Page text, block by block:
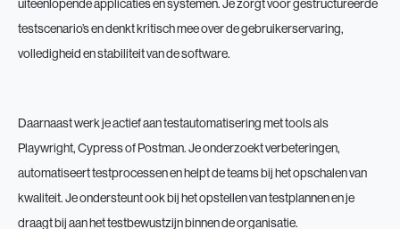
uiteenlopende applicaties en systemen. Je zorgt voor gestructureerde
testscenario’s en denkt kritisch mee over de gebruikerservaring,
volledigheid en stabiliteit van de software.
Daarnaast werk je actief aan testautomatisering met tools als
Playwright, Cypress of Postman. Je onderzoekt verbeteringen,
automatiseert testprocessen en helpt de teams bij het opschalen van
kwaliteit. Je ondersteunt ook bij het opstellen van testplannen en je
draagt bij aan het testbewustzijn binnen de organisatie.